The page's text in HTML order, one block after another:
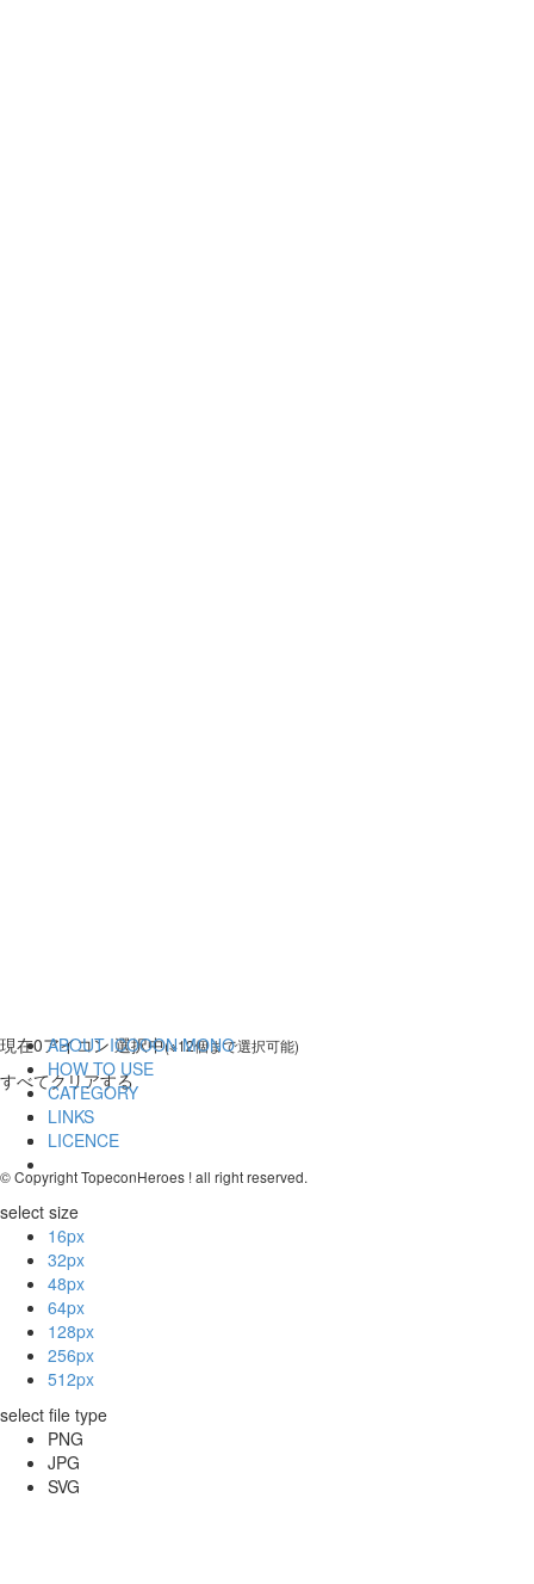
現在0アイコン 選択中(※12個まで選択可能)
すべてクリアする
select size
16px
32px
48px
64px
128px
256px
512px
select file type
PNG
JPG
SVG
ABOUT ICOOON MONO
HOW TO USE
CATEGORY
LINKS
LICENCE
© Copyright TopeconHeroes ! all right reserved.